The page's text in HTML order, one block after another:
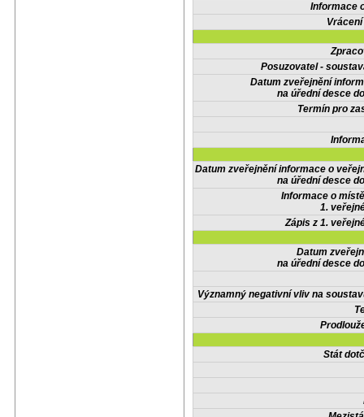
Informace
Posuzovatel -
Datum zveřejnění
na úřední desce
Termín pro
Datum zveřejnění informace o
na úřední desce
Informace o
1.
Zápis z 1.
Datum
na úřední desce
Významný negativní vliv na
Stát